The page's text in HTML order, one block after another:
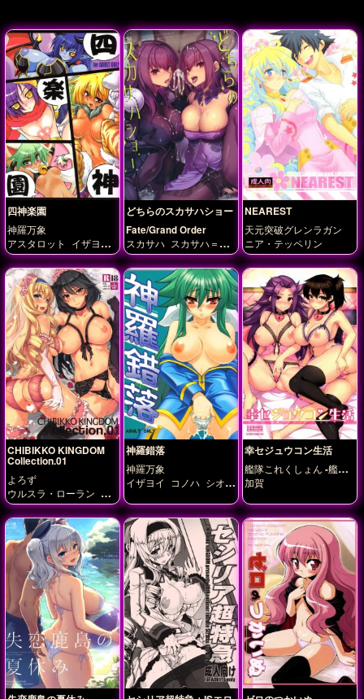
四神楽園
神羅万象
アスタロット
イザヨイ
ナタージャ ベリル
どちらのスカサハショー
Fate/Grand Order
スカサハ スカサハ＝ス
カディ
NEAREST
天元突破グレンラガン
ニア・テッペリン
CHIBIKKO KINGDOM
Collection.01
よろず
ウルスラ・ローラン エ
ミリア・パーシバル シ
ャイナ シャルロット・
デュノア セシリア・オ
ルコット チェルシー デ
イモン姉妹 ナギサ・ア
ーデルハイト・ハウザ
ー
ナタージャ ベリル
メディア ユキカゼ・パ
ネトーネ ユナ
ラウラ・
ボーデヴィッヒ
凰鈴音
女賢者 小夜禊月
織斑千
冬
神羅錯落
神羅万象
イザヨイ コノハ シオ
幸セジュウコン生活
艦隊これくしょん -艦こ
れ-
加賀